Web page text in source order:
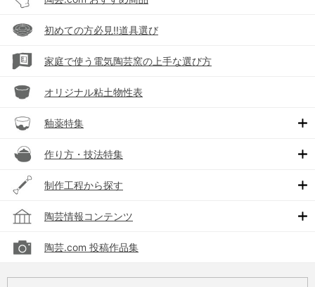
初めての方必見!!道具選び
家庭で使う電気陶芸窯の上手な選び方
オリジナル粘土物性表
釉薬特集
作り方・技法特集
制作工程から探す
陶芸情報コンテンツ
陶芸.com 投稿作品集